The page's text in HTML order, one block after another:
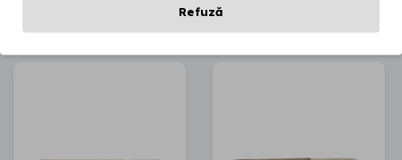
Refuză